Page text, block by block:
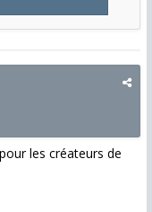
les créateurs de